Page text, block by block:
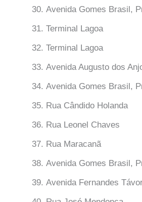
Avenida Gomes Brasil,
Terminal Lagoa
Terminal Lagoa
Avenida Augusto dos
Avenida Gomes Brasil,
Rua Cândido Holanda
Rua Leonel Chaves
Rua Maracanã
Avenida Gomes Brasil,
Avenida Fernandes